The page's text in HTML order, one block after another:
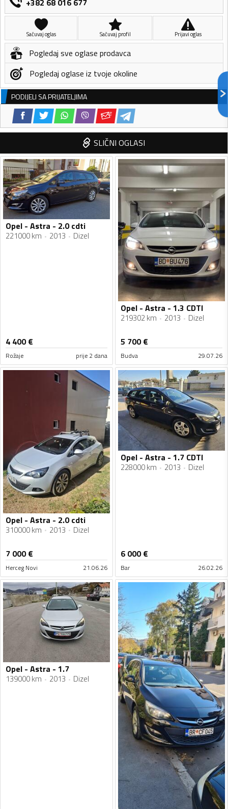
+382 68 016 677
Sačuvaj oglas Sačuvaj profil Prijavi oglas
Pogledaj sve oglase prodavca
Pogledaj oglase iz tvoje okoline
PODIJELI SA PRIJATELJIMA
SLIČNI OGLASI
Opel - Astra - 2.0 cdti
221000 km 2013 Dizel
4 400€
Rožaje prije 2 dana
Opel - Astra - 1.3 CDTI
219302 km 2013 Dizel
5 700€
Budva 29.07.26
Opel - Astra - 2.0 cdti
310000 km 2013 Dizel
7 000€
Herceg Novi 21.06.26
Opel - Astra - 1.7 CDTI
228000 km 2013 Dizel
6 000€
Bar 26.02.26
Opel - Astra - 1.7
139000 km 2013 Dizel